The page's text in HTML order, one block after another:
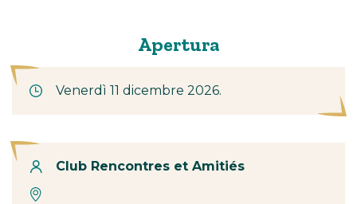
Apertura
Venerdì 11 dicembre 2026.
Contatto
Club Rencontres et Amitiés